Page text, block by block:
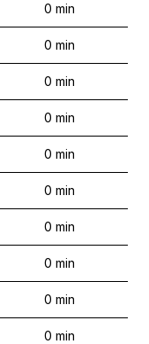
0 min
0 min
0 min
0 min
0 min
0 min
0 min
0 min
0 min
0 min